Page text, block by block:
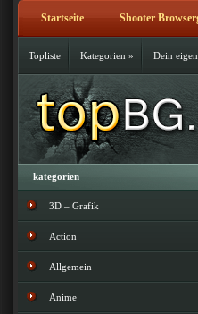
Startseite Shooter
Topliste Kategorien » Dein
kategorien
3D – Grafik
Action
Allgemein
Anime